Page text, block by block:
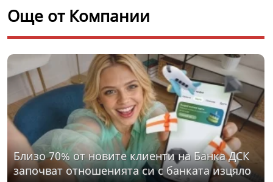
Още от Компании
Близо 70% от новите клиенти на Банка ДСК
започват отношенията си с банката изцяло